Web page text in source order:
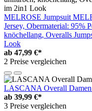
MELROSE Jumpsuit
Jersey, Obermaterial: 95%
knöchellang, Overalls
Look
ab 47,99 €*
2 Preise vergleichen
LASCANA Overall Damen
ab 39,99 €*
3 Preise vergleichen